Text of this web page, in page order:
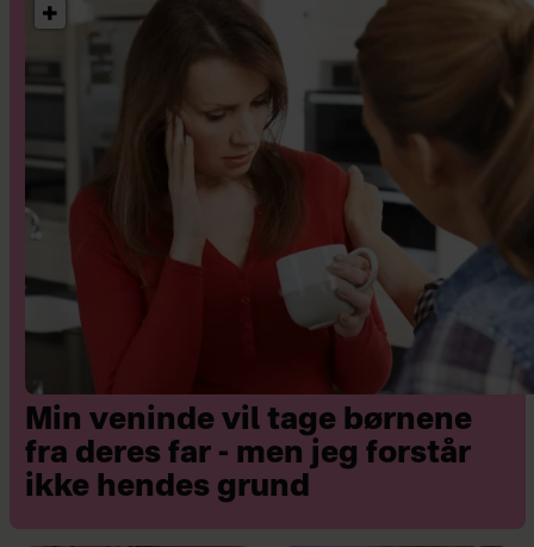
Min veninde vil tage børnene
fra deres far - men jeg forstår
ikke hendes grund